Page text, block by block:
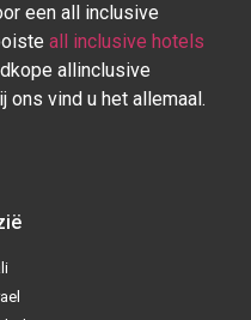
een all inclusive
all inclusive hotels
allinclusive
ons vind u het allemaal.